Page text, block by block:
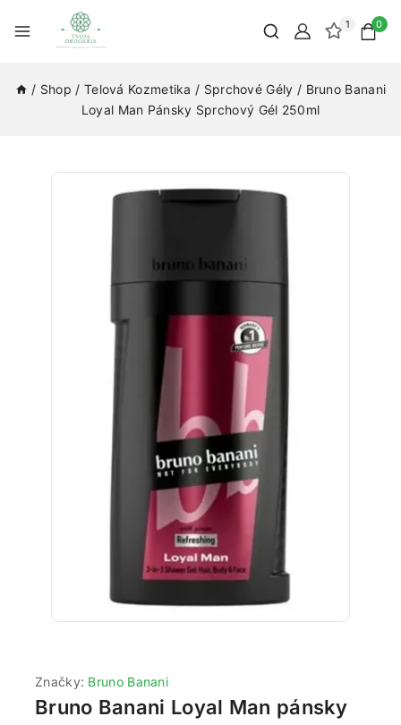
1 0
/ Shop / Telová Kozmetika / Sprchové Gély / Bruno Banani
Loyal Man Pánsky Sprchový Gél 250ml
Značky: Bruno Banani
Bruno Banani Loyal Man pánsky